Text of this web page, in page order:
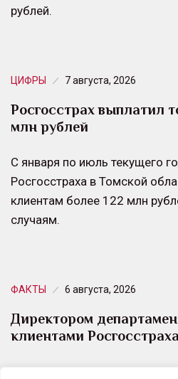
рублей.
ЦИФРЫ 7 августа, 2026
Росгосстрах выплатил
млн рублей
С января по июль текущего
Росгосстраха в Томской
клиентам более 122 млн
случаям.
ФАКТЫ 6 августа, 2026
Директором
клиентами
Юлия Самсонова возглавила